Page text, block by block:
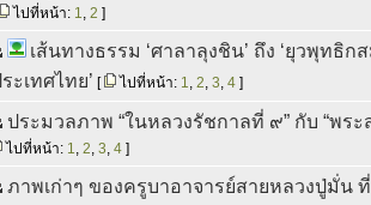
ไปที่หน้า: 1, 2 ]
เส้นทางธรรม ‘ศาลาลุงชิน’ ถึง ‘ยุวพุทธิก
ะเทศไทย’ [ ไปที่หน้า: 1, 2, 3, 4 ]
ประมวลภาพ “ในหลวงรัชกาลที่ ๙” กับ “พร
ไปที่หน้า: 1, 2, 3, 4 ]
ภาพเก่าๆ ของครูบาอาจารย์สายหลวงปู่มั่น